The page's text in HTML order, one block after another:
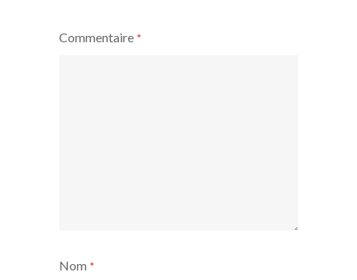
Commentaire *
Nom *